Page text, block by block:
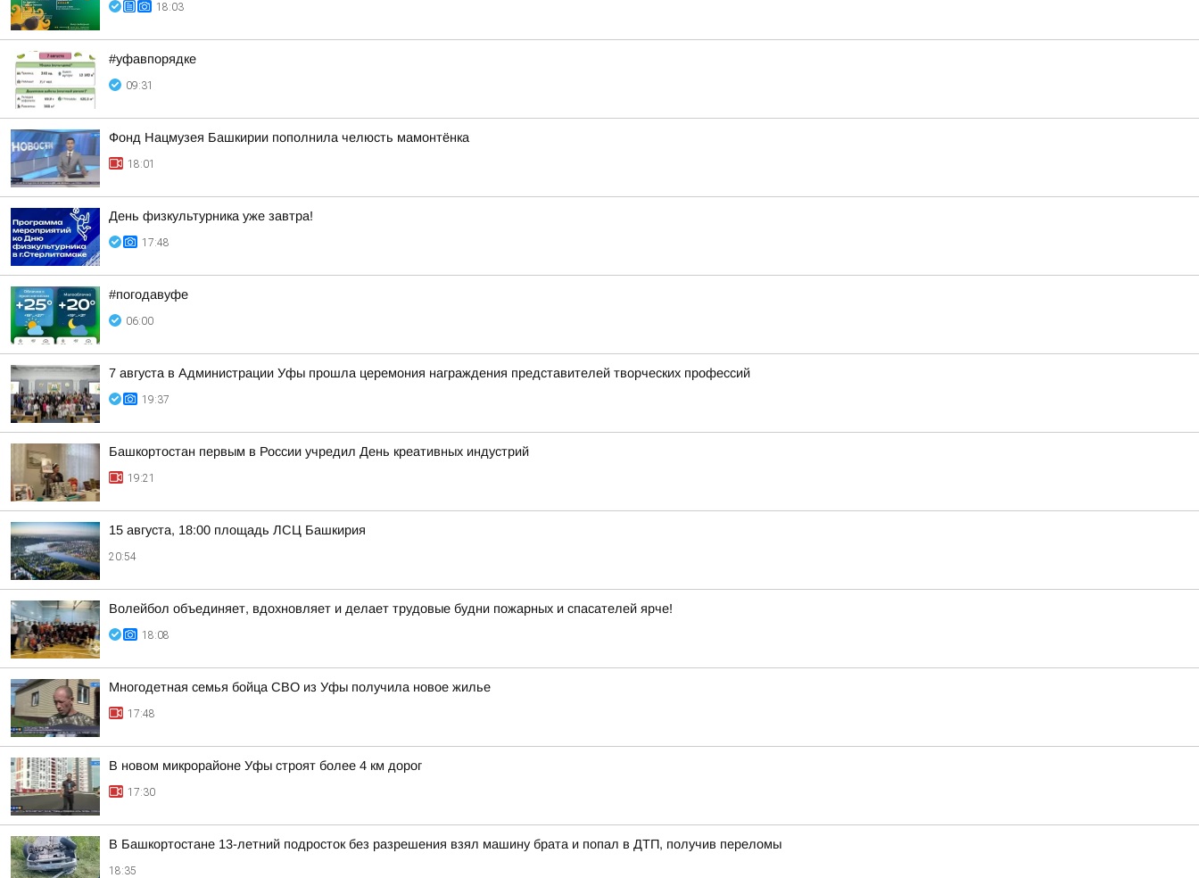
18:03
#уфавпорядке
09:31
Фонд Нацмузея Башкирии пополнила челюсть мамонтёнка
18:01
День физкультурника уже завтра!
17:48
#погодавуфе
06:00
7 августа в Администрации Уфы прошла церемония награждения представителей творческих профессий
19:37
Башкортостан первым в России учредил День креативных индустрий
19:21
15 августа, 18:00 площадь ЛСЦ Башкирия
20:54
Волейбол объединяет, вдохновляет и делает трудовые будни пожарных и спасателей ярче!
18:08
Многодетная семья бойца СВО из Уфы получила новое жилье
17:48
В новом микрорайоне Уфы строят более 4 км дорог
17:30
В Башкортостане 13-летний подросток без разрешения взял машину брата и попал в ДТП, получив переломы
18:35